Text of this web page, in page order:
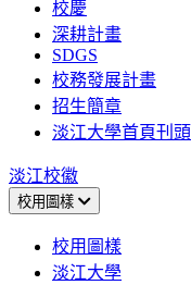
校慶
深耕計畫
SDGS
校務發展計畫
招生簡章
淡江大學首頁刊頭
淡江校徽
校用圖樣
校用圖樣
淡江大學